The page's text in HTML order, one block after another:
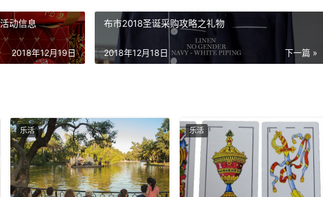
动信息
2018年12月19日
布市2018圣诞采购攻略之礼物
下一篇 »
2018年12月18日
乐活 乐活